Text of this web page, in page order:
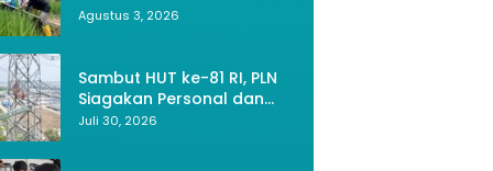
Bekasi, Petani Kini Bisa
Agustus 3, 2026
Sambut HUT ke-81 RI, PLN
Siagakan Personal dan
Optimalkan Keandalan
Juli 30, 2026